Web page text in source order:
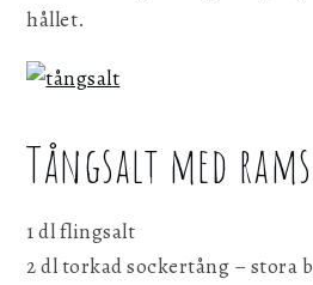
hållet.
Tångsalt med
1 dl flingsalt
2 dl torkad sockertång – stora